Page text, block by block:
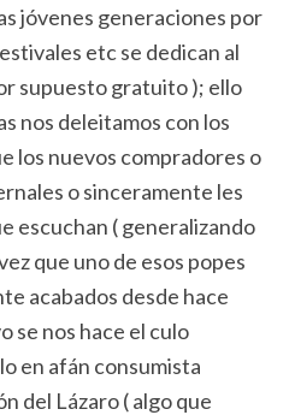
jóvenes generaciones por
etc se dedican al
supuesto gratuito ); ello
nos deleitamos con los
los nuevos compradores o
o sinceramente les
escuchan ( generalizando
que uno de esos popes
acabados desde hace
se nos hace el culo
en afán consumista
del Lázaro ( algo que